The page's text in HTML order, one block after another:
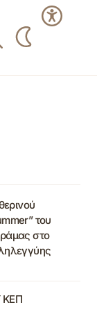
του
στο
ΚΕΠ